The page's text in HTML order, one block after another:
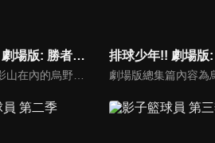
排球少年!! 劇場版: 勝者與敗者